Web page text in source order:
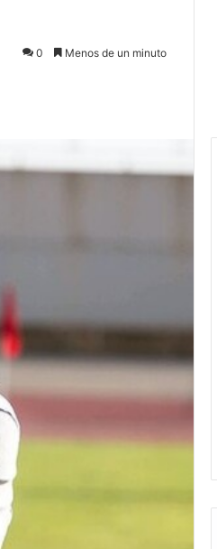
0 Menos de un minuto